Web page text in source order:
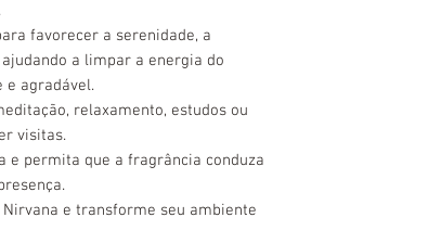
favorecer a serenidade, a
a limpar a energia do
e agradável.
relaxamento, estudos ou
visitas.
e permita que a fragrância conduza
e transforme seu ambiente